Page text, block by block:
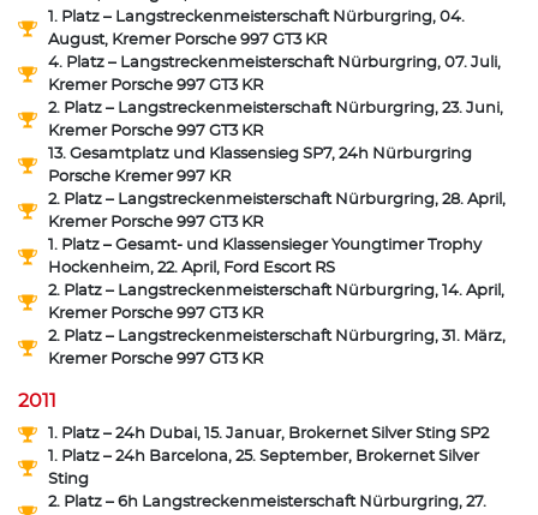
1. Platz – Langstreckenmeisterschaft Nürburgring, 04.
August, Kremer Porsche 997 GT3 KR
4. Platz – Langstreckenmeisterschaft Nürburgring, 07. Juli,
Kremer Porsche 997 GT3 KR
2. Platz – Langstreckenmeisterschaft Nürburgring, 23. Juni,
Kremer Porsche 997 GT3 KR
13. Gesamtplatz und Klassensieg SP7, 24h Nürburgring
Porsche Kremer 997 KR
2. Platz – Langstreckenmeisterschaft Nürburgring, 28. April,
Kremer Porsche 997 GT3 KR
1. Platz – Gesamt- und Klassensieger Youngtimer Trophy
Hockenheim, 22. April, Ford Escort RS
2. Platz – Langstreckenmeisterschaft Nürburgring, 14. April,
Kremer Porsche 997 GT3 KR
2. Platz – Langstreckenmeisterschaft Nürburgring, 31. März,
Kremer Porsche 997 GT3 KR
2011
1. Platz – 24h Dubai, 15. Januar, Brokernet Silver Sting SP2
1. Platz – 24h Barcelona, 25. September, Brokernet Silver
Sting
2. Platz – 6h Langstreckenmeisterschaft Nürburgring, 27.